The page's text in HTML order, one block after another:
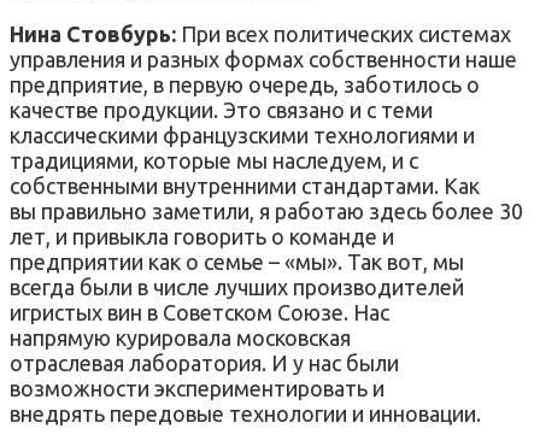
Нина Стовбурь: При всех политических системах
управления и разных формах собственности наше
предприятие, в первую очередь, заботилось о
качестве продукции. Это связано и с теми
классическими французскими технологиями и
традициями, которые мы наследуем, и с
собственными внутренними стандартами. Как
вы правильно заметили, я работаю здесь более 30
лет, и привыкла говорить о команде и
предприятии как о семье – «мы». Так вот, мы
всегда были в числе лучших производителей
игристых вин в Советском Союзе. Нас
напрямую курировала московская
отраслевая лаборатория. И у нас были
возможности экспериментировать и
внедрять передовые технологии и инновации.